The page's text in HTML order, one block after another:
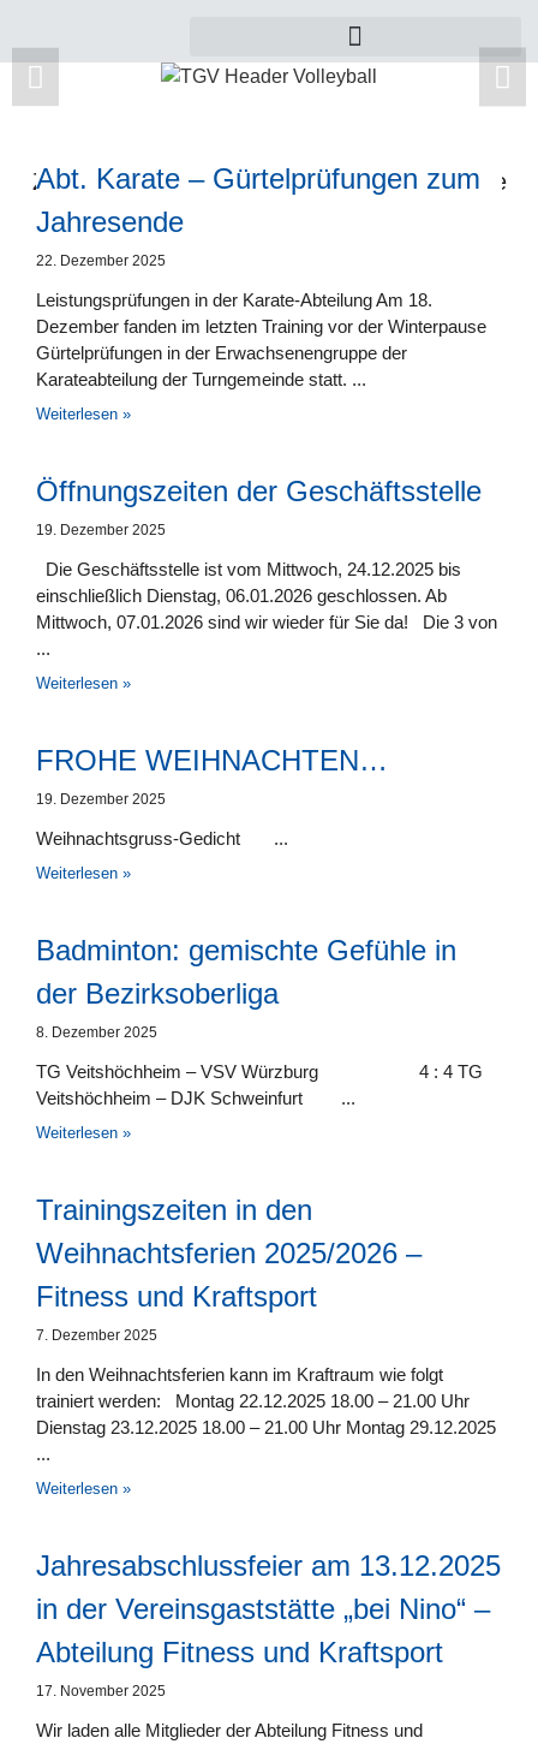
Zu dieser Kategorie gibt es leider noch keine
Abt. Karate – Gürtelprüfungen zum
Jahresende
22. Dezember 2025
Leistungsprüfungen in der Karate-Abteilung Am 18.
Dezember fanden im letzten Training vor der Winterpause
Gürtelprüfungen in der Erwachsenengruppe der
Karateabteilung der Turngemeinde statt.
Weiterlesen »
Öffnungszeiten der Geschäftsstelle
19. Dezember 2025
Die Geschäftsstelle ist vom Mittwoch, 24.12.2025 bis
einschließlich Dienstag, 06.01.2026 geschlossen. Ab
Mittwoch, 07.01.2026 sind wir wieder für Sie da! Die 3 von
Weiterlesen »
FROHE WEIHNACHTEN…
19. Dezember 2025
Weihnachtsgruss-Gedicht
Weiterlesen »
Badminton: gemischte Gefühle in
der Bezirksoberliga
8. Dezember 2025
TG Veitshöchheim – VSV Würzburg 4 : 4 TG
Veitshöchheim – DJK Schweinfurt
Weiterlesen »
Trainingszeiten in den
Weihnachtsferien 2025/2026 –
Fitness und Kraftsport
7. Dezember 2025
In den Weihnachtsferien kann im Kraftraum wie folgt
trainiert werden: Montag 22.12.2025 18.00 – 21.00 Uhr
Dienstag 23.12.2025 18.00 – 21.00 Uhr Montag 29.12.2025
Weiterlesen »
Jahresabschlussfeier am 13.12.2025
in der Vereinsgaststätte „bei Nino“ –
Abteilung Fitness und Kraftsport
17. November 2025
Wir laden alle Mitglieder der Abteilung Fitness und